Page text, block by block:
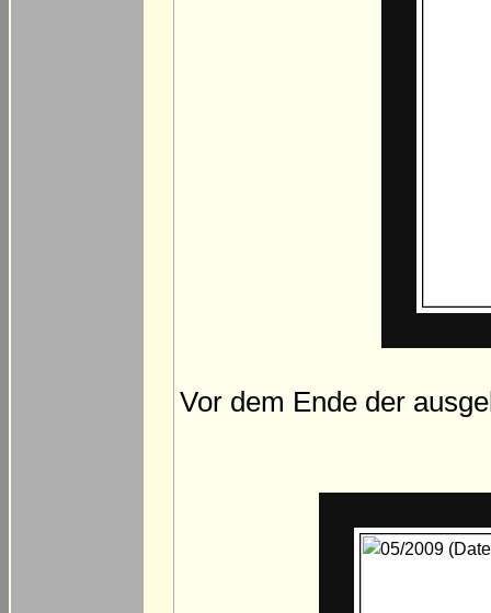
Vor dem Ende der